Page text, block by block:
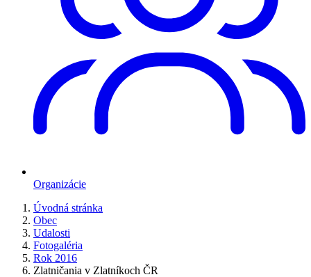
Organizácie
Úvodná stránka
Obec
Udalosti
Fotogaléria
Rok 2016
Zlatničania v Zlatníkoch ČR